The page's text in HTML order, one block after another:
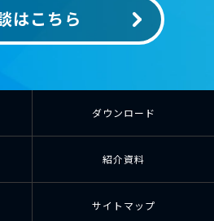
はこちら
ダウンロード
紹介資料
サイトマップ